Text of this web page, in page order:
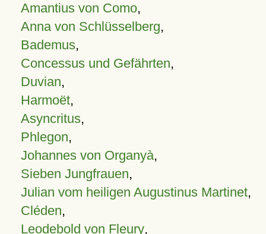
Amantius von Como,
Anna von Schlüsselberg,
Bademus,
Concessus und Gefährten,
Duvian,
Harmoët,
Asyncritus,
Phlegon,
Johannes von Organyà,
Sieben Jungfrauen,
Julian vom heiligen Augustinus Martinet,
Cléden,
Leodebold von Fleury,